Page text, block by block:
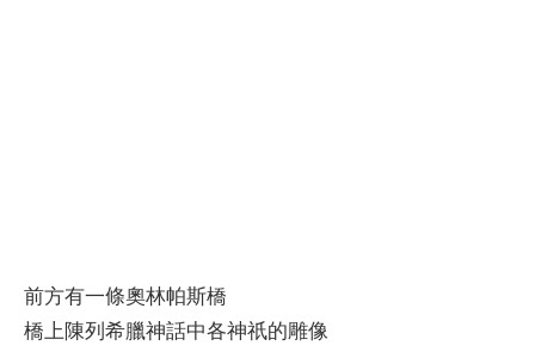
前方有一條奧林帕斯橋
橋上陳列希臘神話中各神祇的雕像